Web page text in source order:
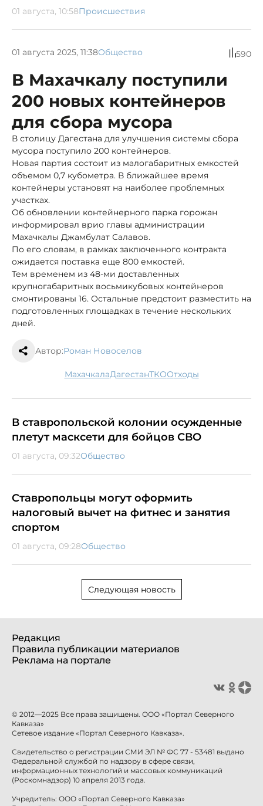
01 августа, 10:58Происшествия
01 августа 2025, 11:38Общество 590
В Махачкалу поступили
200 новых контейнеров
для сбора мусора
В столицу Дагестана для улучшения системы сбора
мусора поступило 200 контейнеров.
Новая партия состоит из малогабаритных емкостей
объемом 0,7 кубометра. В ближайшее время
контейнеры установят на наиболее проблемных
участках.
Об обновлении контейнерного парка горожан
информировал врио главы администрации
Махачкалы Джамбулат Салавов.
По его словам, в рамках заключенного контракта
ожидается поставка еще 800 емкостей.
Тем временем из 48-ми доставленных
крупногабаритных восьмикубовых контейнеров
смонтированы 16. Остальные предстоит разместить на
подготовленных площадках в течение нескольких
дней.
Автор:Роман Новоселов
Махачкала Дагестан ТКО отходы
В ставропольской колонии осужденные
плетут масксети для бойцов СВО
01 августа, 09:32Общество
Ставропольцы могут оформить
налоговый вычет на фитнес и занятия
спортом
01 августа, 09:28Общество
Следующая новость
Редакция
Правила публикации материалов
Реклама на портале
© 2012—2025 Все права защищены. ООО «Портал Северного
Кавказа»
Сетевое издание «Портал Северного Кавказа».
Свидетельство о регистрации СМИ ЭЛ № ФС 77 - 53481 выдано
Федеральной службой по надзору в сфере связи,
информационных технологий и массовых коммуникаций
(Роскомнадзор) 10 апреля 2013 года.
Учредитель: ООО «Портал Северного Кавказа»